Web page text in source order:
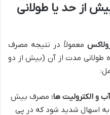
از حد یا طولانی
معمولاً در نتیجه مصرف
طولانی مدت از آن (بیش از دو
و الکترولیت ها: مصرف بیش
به اسهال شدید شود که در پی